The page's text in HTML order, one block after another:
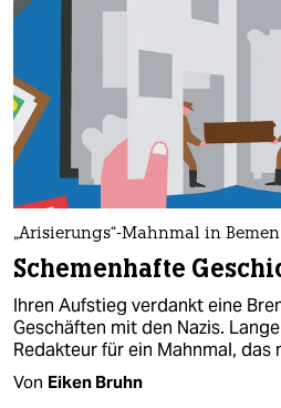
„Arisierungs“-Mahnmal in Bemen
Schemenhafte
Ihren Aufstieg verdankt eine
Geschäften mit den Nazis.
Redakteur für ein Mahnmal, das
Von Eiken Bruhn